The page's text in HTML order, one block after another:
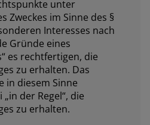
unter
Zweckes im Sinne des §
Interesses nach
Gründe eines
“ es rechtfertigen, die
zu erhalten. Das
in diesem Sinne
„in der Regel“, die
zu erhalten.